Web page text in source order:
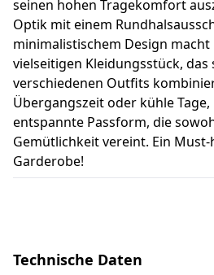
seinen hohen Tragekomfort
Optik mit einem
minimalistischem Design macht
vielseitigen Kleidungsstück, das
verschiedenen Outfits
Übergangszeit oder kühle
entspannte Passform, die
Gemütlichkeit vereint. Ein
Garderobe!
Technische Daten